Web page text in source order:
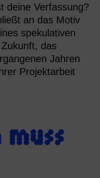
deine Verfassung?
an das Motiv
spekulativen
das
Jahren
Projektarbeit